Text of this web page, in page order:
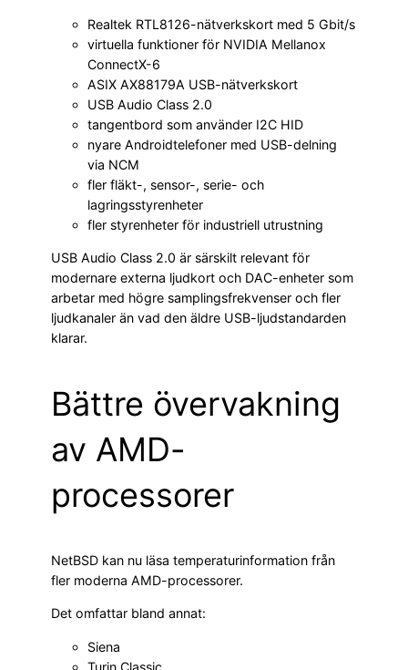
Realtek RTL8126-nätverkskort med 5 Gbit/s
virtuella funktioner för NVIDIA Mellanox
ConnectX-6
ASIX AX88179A USB-nätverkskort
USB Audio Class 2.0
tangentbord som använder I2C HID
nyare Androidtelefoner med USB-delning
via NCM
fler fläkt-, sensor-, serie- och
lagringsstyrenheter
fler styrenheter för industriell utrustning
USB Audio Class 2.0 är särskilt relevant för
modernare externa ljudkort och DAC-enheter som
arbetar med högre samplingsfrekvenser och fler
ljudkanaler än vad den äldre USB-ljudstandarden
klarar.
Bättre övervakning
av AMD-
processorer
NetBSD kan nu läsa temperaturinformation från
fler moderna AMD-processorer.
Det omfattar bland annat:
Siena
Turin Classic